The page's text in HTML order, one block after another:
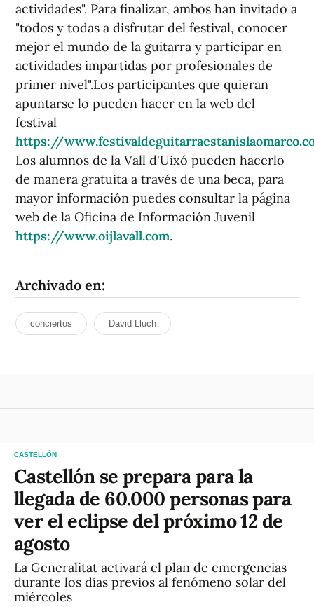
actividades". Para finalizar, ambos han invitado a
"todos y todas a disfrutar del festival, conocer
mejor el mundo de la guitarra y participar en
actividades impartidas por profesionales de
primer nivel".Los participantes que quieran
apuntarse lo pueden hacer en la web del
festival
https://
Los alumnos de la Vall d'Uixó pueden hacerlo
de manera gratuita a través de una beca, para
mayor información puedes consultar la página
web de la Oficina de Información Juvenil
https://www.oijlavall.com.
Archivado en:
conciertos David Lluch
CASTELLÓN
Castellón se prepara para la
llegada de 60.000 personas para
ver el eclipse del próximo 12 de
agosto
La Generalitat activará el plan de emergencias
durante los días previos al fenómeno solar del
miércoles